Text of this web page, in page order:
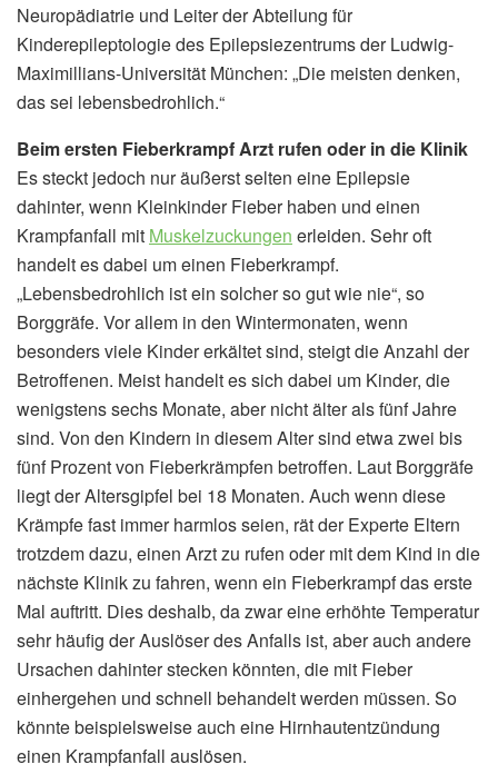
Neuropädiatrie und Leiter der Abteilung für
Kinderepileptologie des Epilepsiezentrums der Ludwig-
Maximillians-Universität München: „Die meisten denken,
das sei lebensbedrohlich.“
Beim ersten Fieberkrampf Arzt rufen oder in die Klinik
Es steckt jedoch nur äußerst selten eine Epilepsie
dahinter, wenn Kleinkinder Fieber haben und einen
Krampfanfall mit Muskelzuckungen erleiden. Sehr oft
handelt es dabei um einen Fieberkrampf.
„Lebensbedrohlich ist ein solcher so gut wie nie“, so
Borggräfe. Vor allem in den Wintermonaten, wenn
besonders viele Kinder erkältet sind, steigt die Anzahl der
Betroffenen. Meist handelt es sich dabei um Kinder, die
wenigstens sechs Monate, aber nicht älter als fünf Jahre
sind. Von den Kindern in diesem Alter sind etwa zwei bis
fünf Prozent von Fieberkrämpfen betroffen. Laut Borggräfe
liegt der Altersgipfel bei 18 Monaten. Auch wenn diese
Krämpfe fast immer harmlos seien, rät der Experte Eltern
trotzdem dazu, einen Arzt zu rufen oder mit dem Kind in die
nächste Klinik zu fahren, wenn ein Fieberkrampf das erste
Mal auftritt. Dies deshalb, da zwar eine erhöhte Temperatur
sehr häufig der Auslöser des Anfalls ist, aber auch andere
Ursachen dahinter stecken könnten, die mit Fieber
einhergehen und schnell behandelt werden müssen. So
könnte beispielsweise auch eine Hirnhautentzündung
einen Krampfanfall auslösen.